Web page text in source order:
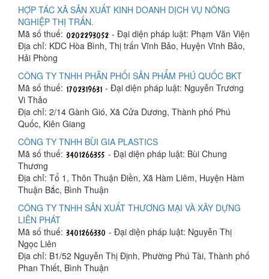
HỢP TÁC XÃ SẢN XUẤT KINH DOANH DỊCH VỤ NÔNG
NGHIỆP THỊ TRẤN.
Mã số thuế:
- Đại diện pháp luật: Phạm Văn Viện
Địa chỉ: KDC Hòa Bình, Thị trấn Vĩnh Bảo, Huyện Vĩnh Bảo,
Hải Phòng
CÔNG TY TNHH PHÂN PHỐI SẢN PHẨM PHÚ QUỐC BKT
Mã số thuế:
- Đại diện pháp luật: Nguyễn Trương
Vi Thảo
Địa chỉ: 2/14 Gành Gió, Xã Cửa Dương, Thành phố Phú
Quốc, Kiên Giang
CÔNG TY TNHH BÙI GIA PLASTICS
Mã số thuế:
- Đại diện pháp luật: Bùi Chung
Thương
Địa chỉ: Tổ 1, Thôn Thuận Điền, Xã Hàm Liêm, Huyện Hàm
Thuận Bắc, Bình Thuận
CÔNG TY TNHH SẢN XUẤT THƯƠNG MẠI VÀ XÂY DỰNG
LIÊN PHÁT
Mã số thuế:
- Đại diện pháp luật: Nguyễn Thị
Ngọc Liên
Địa chỉ: B1/52 Nguyễn Thị Định, Phường Phú Tài, Thành phố
Phan Thiết, Bình Thuận